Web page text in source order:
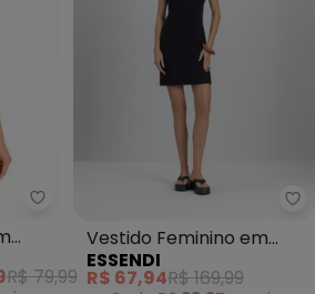
Moda Pop - Vestido (Preta)
R$ 79,99
Vestido Feminino em
Malha (Preto)
ESSENDI
R$ 67,94R$ 169,99